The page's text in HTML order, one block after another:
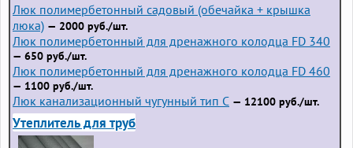
Люк полимербетонный садовый (обечайка + крышка
люка) — 2000 руб./шт.
Люк полимербетонный для дренажного колодца FD 340
— 650 руб./шт.
Люк полимербетонный для дренажного колодца FD 460
— 1100 руб./шт.
Люк канализационный чугунный тип С — 12100 руб./шт.
Утеплитель для труб